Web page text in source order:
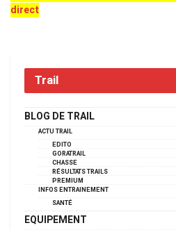
direct
Trail
BLOG DE TRAIL
ACTU TRAIL
EDITO
GORATRAIL
CHASSE
RÉSULTATS TRAILS
PREMIUM
INFOS ENTRAINEMENT
SANTÉ
EQUIPEMENT